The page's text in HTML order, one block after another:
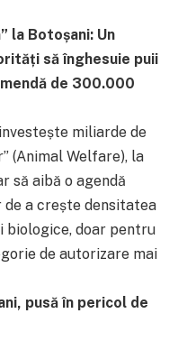
la Botoșani: Un
să înghesuie puii
de 300.000
miliarde de
(Animal Welfare), la
să aibă o agendă
a crește densitatea
doar pentru
de autorizare mai
pusă în pericol de